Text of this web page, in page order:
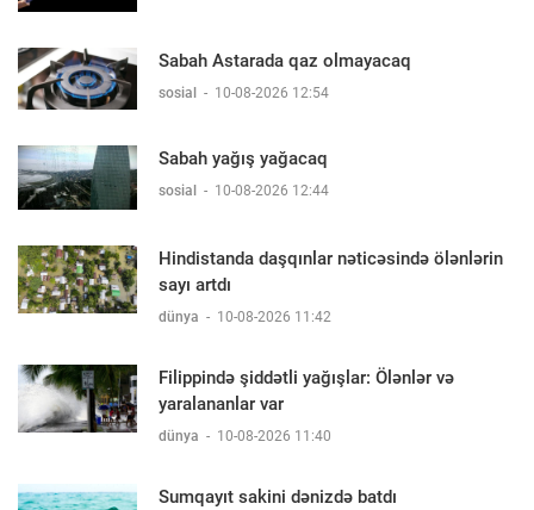
Sabah Astarada qaz olmayacaq
sosial - 10-08-2026 12:54
Sabah yağış yağacaq
sosial - 10-08-2026 12:44
Hindistanda daşqınlar nəticəsində ölənlərin
sayı artdı
dünya - 10-08-2026 11:42
Filippində şiddətli yağışlar: Ölənlər və
yaralananlar var
dünya - 10-08-2026 11:40
Sumqayıt sakini dənizdə batdı